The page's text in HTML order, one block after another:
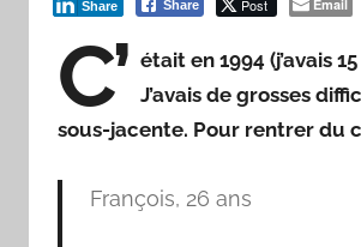
F
r
e
Share Post
Share Email
C’ était en 1994 (j’avais
J’avais de grosses
sous-jacente. Pour rentrer du
François, 26 ans